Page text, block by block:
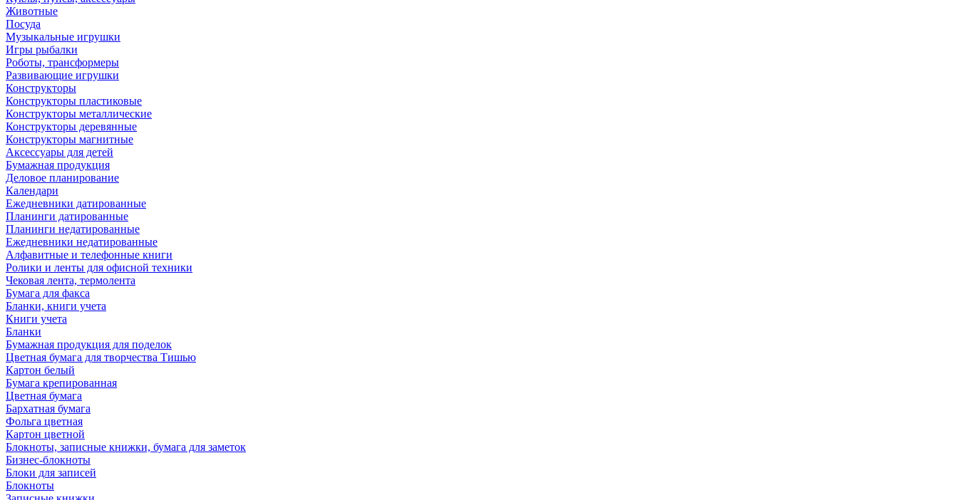
Животные
Посуда
Музыкальные игрушки
Игры рыбалки
Роботы, трансформеры
Развивающие игрушки
Конструкторы
Конструкторы пластиковые
Конструкторы металлические
Конструкторы деревянные
Конструкторы магнитные
Аксессуары для детей
Бумажная продукция
Деловое планирование
Календари
Ежедневники датированные
Планинги датированные
Планинги недатированные
Ежедневники недатированные
Алфавитные и телефонные книги
Ролики и ленты для офисной техники
Чековая лента, термолента
Бумага для факса
Бланки, книги учета
Книги учета
Бланки
Бумажная продукция для поделок
Цветная бумага для творчества Тишью
Картон белый
Бумага крепированная
Цветная бумага
Бархатная бумага
Фольга цветная
Картон цветной
Блокноты, записные книжки, бумага для заметок
Бизнес-блокноты
Блоки для записей
Блокноты